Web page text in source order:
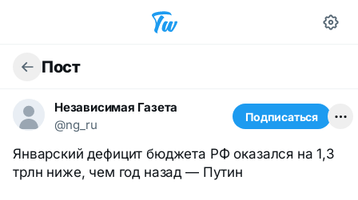
Пост
Независимая Газета
@ng_ru
Подписаться
Январский дефицит бюджета РФ оказался на 1,3
трлн ниже, чем год назад — Путин